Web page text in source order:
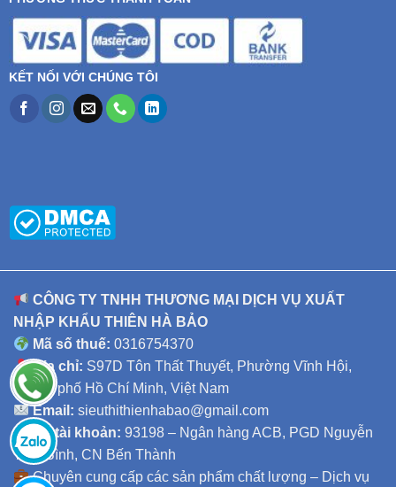
KẾT NỐI VỚI CHÚNG TÔI
CÔNG TY TNHH THƯƠNG MẠI DỊCH VỤ XUẤT
NHẬP KHẨU THIÊN HÀ BẢO
Mã số thuế: 0316754370
Địa chỉ: S97D Tôn Thất Thuyết, Phường Vĩnh Hội,
Thành phố Hồ Chí Minh, Việt Nam
Email: sieuthithienhabao@gmail.com
Số tài khoản: 93198 – Ngân hàng ACB, PGD Nguyễn
Thái Bình, CN Bến Thành
Chuyên cung cấp các sản phẩm chất lượng – Dịch vụ